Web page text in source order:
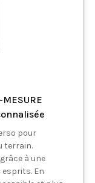
pour
terrain.
à une
En